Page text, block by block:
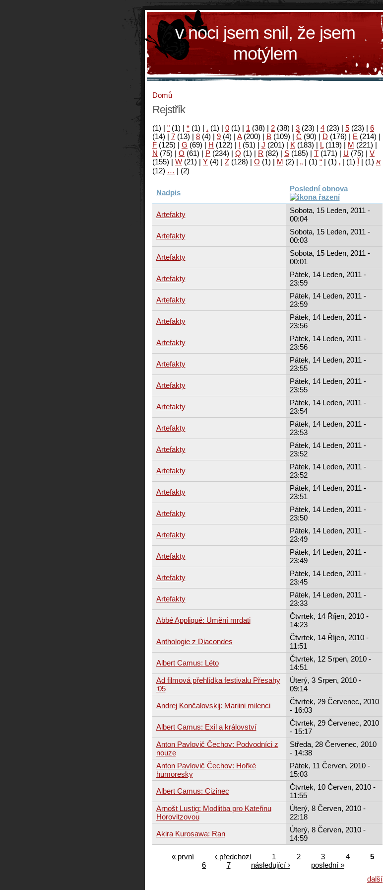
v noci jsem snil, že jsem
motýlem
Domů
Rejstřík
(1) | " (1) | * (1) | . (1) | 0 (1) | 1 (38) | 2 (38) | 3 (23) | 4 (23) | 5 (23) | 6
(14) | 7 (13) | 8 (4) | 9 (4) | A(200) | B (109) | Č (90) | D (176) | E (214) |
F (125) | G (69) | H (122) | I (51) | J (201) | K (183) | L(119) | M (221) |
N (75) | O (61) | P (234) | Q (1) | R (82) | S (185) | T (171) | U (75) | V
(155) | W (21) | Y (4) | Z (128) | Ο (1) | М (2) | א (1)
| آ (1)
|
‚
(1)
|
“
(1)
|
„
(2)
|
…
(12)
Nadpis Poslední obnova
Artefakty
Sobota, 15 Leden, 2011 -
00:04
Artefakty
Sobota, 15 Leden, 2011 -
00:03
Artefakty
Sobota, 15 Leden, 2011 -
00:01
Artefakty
Pátek, 14 Leden, 2011 -
23:59
Artefakty
Pátek, 14 Leden, 2011 -
23:59
Artefakty
Pátek, 14 Leden, 2011 -
23:56
Artefakty
Pátek, 14 Leden, 2011 -
23:56
Artefakty
Pátek, 14 Leden, 2011 -
23:55
Artefakty
Pátek, 14 Leden, 2011 -
23:55
Artefakty
Pátek, 14 Leden, 2011 -
23:54
Artefakty
Pátek, 14 Leden, 2011 -
23:53
Artefakty
Pátek, 14 Leden, 2011 -
23:52
Artefakty
Pátek, 14 Leden, 2011 -
23:52
Artefakty
Pátek, 14 Leden, 2011 -
23:51
Artefakty
Pátek, 14 Leden, 2011 -
23:50
Artefakty
Pátek, 14 Leden, 2011 -
23:49
Artefakty
Pátek, 14 Leden, 2011 -
23:49
Artefakty
Pátek, 14 Leden, 2011 -
23:45
Artefakty
Pátek, 14 Leden, 2011 -
23:33
Abbé Appliqué: Umění mrdati
Čtvrtek, 14 Říjen, 2010 -
14:23
Anthologie z Diacondes
Čtvrtek, 14 Říjen, 2010 -
11:51
Albert Camus: Léto
Čtvrtek, 12 Srpen, 2010 -
14:51
Ad filmová přehlídka festivalu Přesahy
‘05
Úterý, 3 Srpen, 2010 -
09:14
Andrej Končalovskij: Mariini milenci
Čtvrtek, 29 Červenec, 2010
- 16:03
Albert Camus: Exil a království
Čtvrtek, 29 Červenec, 2010
- 15:17
Anton Pavlovič Čechov: Podvodníci z
nouze
Středa, 28 Červenec, 2010
- 14:38
Anton Pavlovič Čechov: Hořké
humoresky
Pátek, 11 Červen, 2010 -
15:03
Albert Camus: Cizinec
Čtvrtek, 10 Červen, 2010 -
11:55
Arnošt Lustig: Modlitba pro Kateřinu
Horovitzovou
Úterý, 8 Červen, 2010 -
22:18
Akira Kurosawa: Ran
Úterý, 8 Červen, 2010 -
14:59
« první ‹ předchozí 1 2 3 4
5
6
7 následující ›
poslední »
další